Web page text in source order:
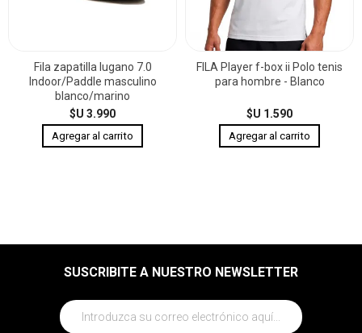
Fila zapatilla lugano 7.0
Indoor/Paddle masculino
blanco/marino
$U 3.990
FILA Player f-box ii Polo tenis
para hombre - Blanco
$U 1.590
SUSCRIBITE A NUESTRO NEWSLETTER